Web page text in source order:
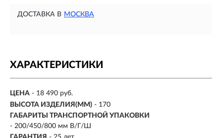
ДОСТАВКА В МОСКВА
ХАРАКТЕРИСТИКИ
ЦЕНА - 18 490 руб.
ВЫСОТА ИЗДЕЛИЯ(ММ) - 170
ГАБАРИТЫ ТРАНСПОРТНОЙ УПАКОВКИ
- 200/450/800 мм В/Г/Ш